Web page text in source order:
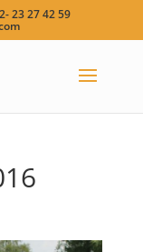
23 27 42 59